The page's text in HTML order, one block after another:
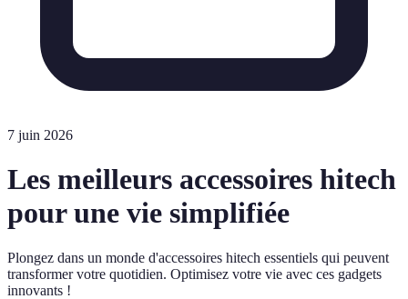
7 juin 2026
Les meilleurs accessoires hitech
pour une vie simplifiée
Plongez dans un monde d'accessoires hitech essentiels qui peuvent
transformer votre quotidien. Optimisez votre vie avec ces gadgets
innovants !